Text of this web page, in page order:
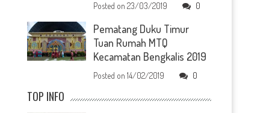
Posted on23/03/2019 0
Pematang Duku Timur
Tuan Rumah MTQ
Kecamatan Bengkalis 2019
Posted on14/02/2019 0
TOP INFO